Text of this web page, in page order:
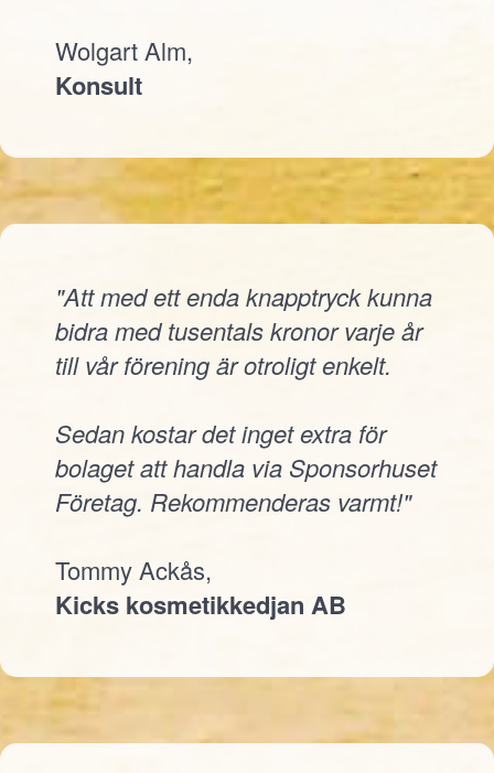
Wolgart Alm,
Konsult
"Att med ett enda knapptryck kunna
bidra med tusentals kronor varje år
till vår förening är otroligt enkelt.
Sedan kostar det inget extra för
bolaget att handla via Sponsorhuset
Företag. Rekommenderas varmt!"
Tommy Ackås,
Kicks kosmetikkedjan AB